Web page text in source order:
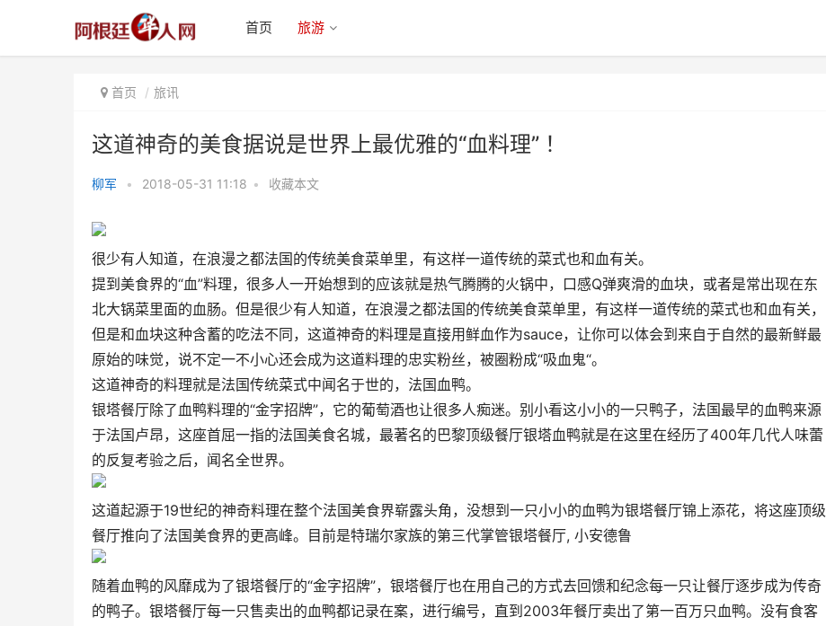
首页 旅游
首页 旅讯
这道神奇的美食据说是世界上最优雅的“血料理” ！
柳军 • 2018-05-31 11:18 • 收藏本文
很少有人知道，在浪漫之都法国的传统美食菜单里，有这样一道传统的菜式也和血有关。
提到美食界的“血”料理，很多人一开始想到的应该就是热气腾腾的火锅中，口感Q弹爽滑的血块，或者是常出现在东
北大锅菜里面的血肠。但是很少有人知道，在浪漫之都法国的传统美食菜单里，有这样一道传统的菜式也和血有关，
但是和血块这种含蓄的吃法不同，这道神奇的料理是直接用鲜血作为sauce，让你可以体会到来自于自然的最新鲜最
原始的味觉，说不定一不小心还会成为这道料理的忠实粉丝，被圈粉成“吸血鬼“。
这道神奇的料理就是法国传统菜式中闻名于世的，法国血鸭。
银塔餐厅除了血鸭料理的“金字招牌”，它的葡萄酒也让很多人痴迷。别小看这小小的一只鸭子，法国最早的血鸭来源
于法国卢昂，这座首屈一指的法国美食名城，最著名的巴黎顶级餐厅银塔血鸭就是在这里在经历了400年几代人味蕾
的反复考验之后，闻名全世界。
这道起源于19世纪的神奇料理在整个法国美食界崭露头角，没想到一只小小的血鸭为银塔餐厅锦上添花，将这座顶级
餐厅推向了法国美食界的更高峰。目前是特瑞尔家族的第三代掌管银塔餐厅, 小安德鲁
随着血鸭的风靡成为了银塔餐厅的“金字招牌”，银塔餐厅也在用自己的方式去回馈和纪念每一只让餐厅逐步成为传奇
的鸭子。银塔餐厅每一只售卖出的血鸭都记录在案，进行编号，直到2003年餐厅卖出了第一百万只血鸭。没有食客
雅的“血料理” ！